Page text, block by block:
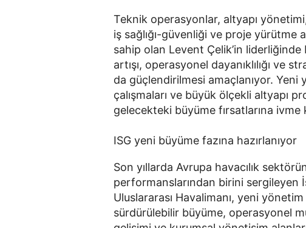
Teknik operasyonlar, altyapı
iş sağlığı-güvenliği ve proje yürütme
sahip olan Levent Çelik’in liderliğinde
artışı, operasyonel dayanıklılığı ve
da güçlendirilmesi amaçlanıyor. Yeni
çalışmaları ve büyük ölçekli altyapı
gelecekteki büyüme fırsatlarına ivme
ISG yeni büyüme fazına hazırlanıyor
Son yıllarda Avrupa havacılık
performanslarından birini sergileyen
Uluslararası Havalimanı, yeni
sürdürülebilir büyüme, operasyonel